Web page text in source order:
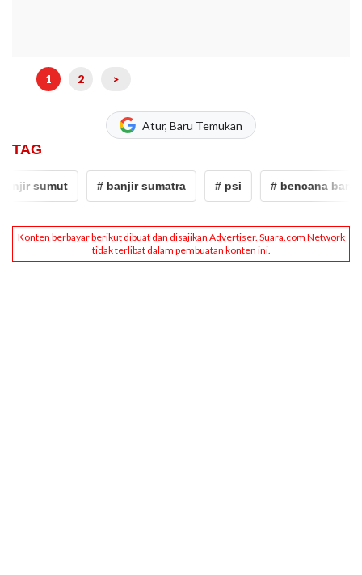
1 2 >
Atur, Baru Temukan
TAG
sumut # banjir sumatra # psi # bencana banjir